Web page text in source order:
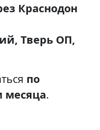
Краснодон
Тверь ОП,
по
месяца.